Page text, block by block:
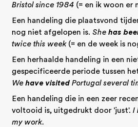
Bristol since 1984 (= en ik woon er
Een handeling die plaatsvond
nog niet afgelopen is. She has
twice this week (= en de week is
Een herhaalde handeling in een
gespecificeerde periode tussen
We have visitedPortugal several
Een handeling die in een zeer
voltooid is, uitgedrukt door 'just'. I
my work.